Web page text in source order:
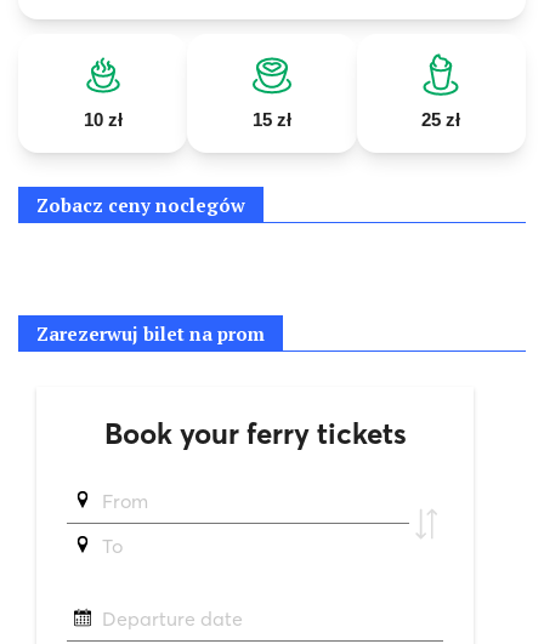
10 zł 15 zł 25 zł
Zobacz ceny noclegów
Zarezerwuj bilet na prom